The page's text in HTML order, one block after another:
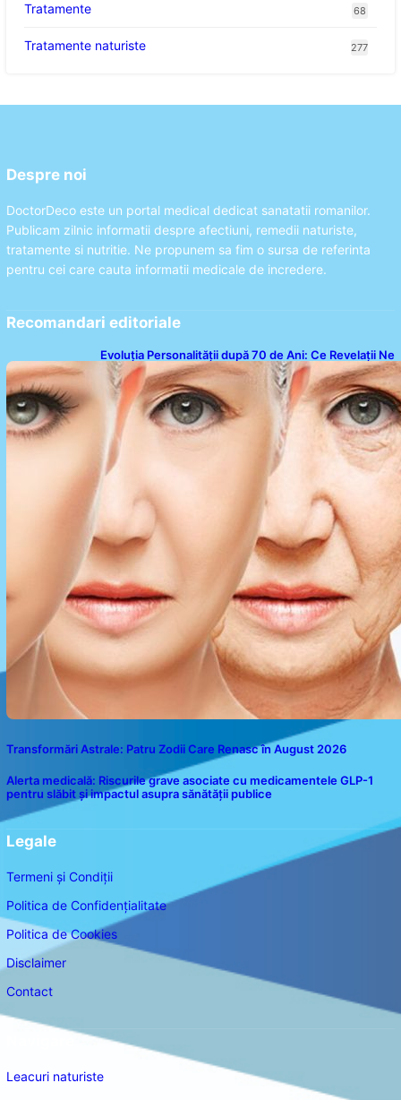
Tratamente 68
Tratamente naturiste 277
Despre noi
DoctorDeco este un portal medical dedicat sanatatii romanilor.
Publicam zilnic informatii despre afectiuni, remedii naturiste,
tratamente si nutritie. Ne propunem sa fim o sursa de referinta
pentru cei care cauta informatii medicale de incredere.
Recomandari editoriale
Evoluția Personalității după 70 de Ani: Ce Revelații Ne
Oferă Studiile Psihologice
Transformări Astrale: Patru Zodii Care Renasc în August 2026
Alerta medicală: Riscurile grave asociate cu medicamentele GLP-1
pentru slăbit și impactul asupra sănătății publice
Legale
Termeni și Condiții
Politica de Confidențialitate
Politica de Cookies
Disclaimer
Contact
Leacuri naturiste